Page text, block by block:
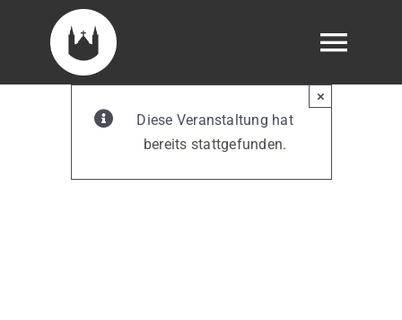
Diese Veranstaltung hat
bereits stattgefunden.
×